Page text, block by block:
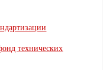
технических